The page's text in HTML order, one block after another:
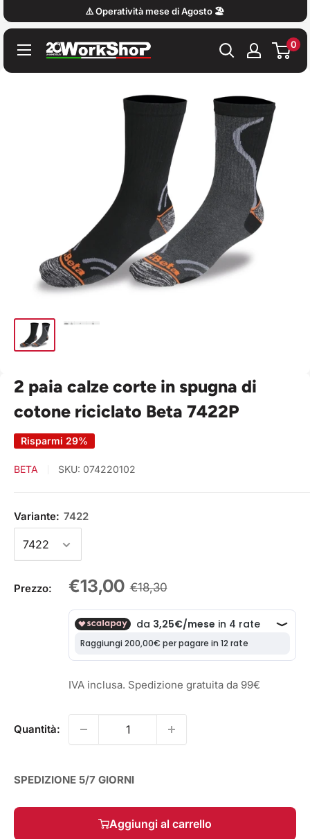
al
contenuto
⚠️ Operatività mese di Agosto 🏖️
Work
0
2 paia calze corte in spugna di
cotone riciclato Beta 7422P
Risparmi 29%
BETA SKU: 074220102
Variante: 7422
Prezzo:
Prezzo
€13,00 Prezzo
€18,30
IVA inclusa. Spedizione gratuita da 99€
Quantità:
SPEDIZIONE 5/7 GIORNI
Aggiungi al carrello